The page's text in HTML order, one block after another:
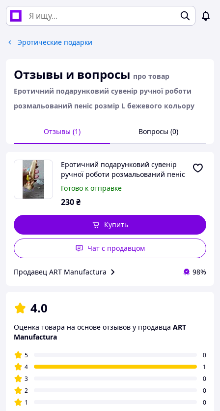
Эротические подарки
Отзывы и вопросы про товар
Еротичний подарунковий сувенір ручної роботи
розмальований пеніс розмір L бежевого кольору
Отзывы (1) Вопросы (0)
Еротичний подарунковий сувенір
ручної роботи розмальований пеніс
розмір L бежевого кольору
Готово к отправке
230₴
Купить
Чат с продавцом
Продавец ART Manufactura 98%
4.0
Оценка товара на основе отзывов у продавца ART
Manufactura
5
0
4
1
3
0
2
0
1
0